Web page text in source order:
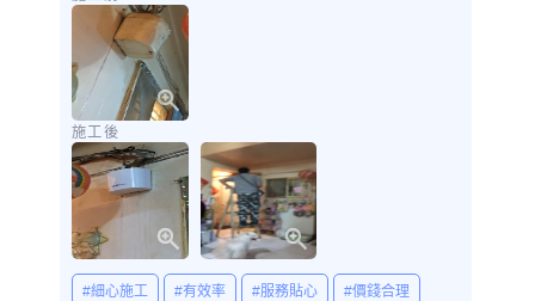
施工後
#細心施工 #有效率 #服務貼心 #價錢合理